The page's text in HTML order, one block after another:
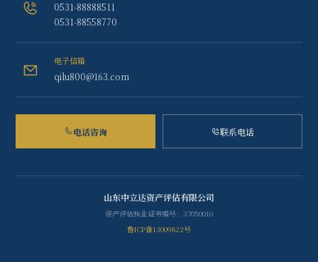
0531-88888511
0531-88558770
电子信箱
qilu800@163.com
电话咨询 联系电话
山东中立达资产评估有限公司
资产评估执业证书编号：37050010
鲁ICP备13009822号